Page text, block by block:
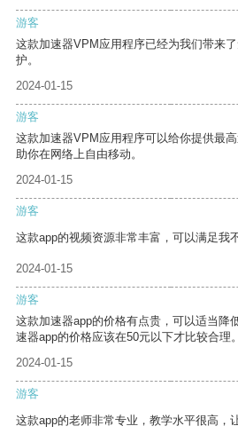
游客
这款加速器VPM应用程序已经为我们带来
护。
2024-01-15
游客
这款加速器VPM应用程序可以给你提供最
助你在网络上自由移动。
2024-01-15
游客
这款app的视频资源非常丰富，可以满足我
2024-01-15
游客
这款加速器app的价格有点贵，可以适当降
速器app的价格应该在50元以下才比较合理。
2024-01-15
游客
这款app的老师非常专业，教学水平很高，